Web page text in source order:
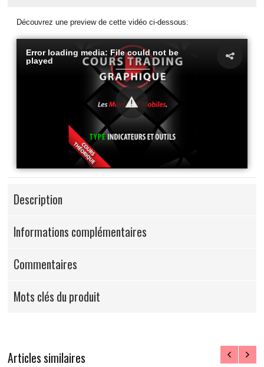
Découvrez une preview de cette vidéo ci-dessous:
Error loading media: File could not be
played
Description
Informations complémentaires
Commentaires
Mots clés du produit
Articles similaires